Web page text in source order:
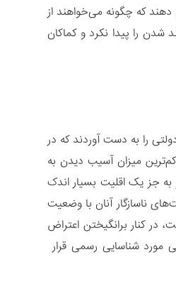
دهند که چگونه می‌خواهند از
شدن را پیدا نکرد و کماکان
را به دست آوردند که در
میزان آسیب دیدن به
به جز یک اقلیت بسیار اندک
ناسازگار آنان با وضعیت
کنار برانگیختن اعتراض
مورد شناسایی رسمی قرار